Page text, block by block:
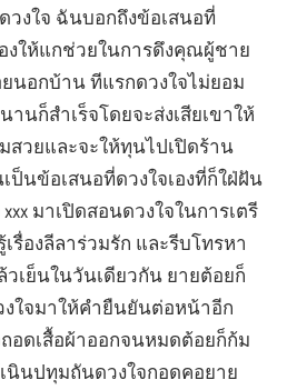
วงใจ ฉันบอกถึงข้อเสนอที่
งให้แกช่วยในการดึงคุณผู้ชาย
นอกบ้าน ทีแรกดวงใจไม่ยอม
นก็สำเร็จโดยจะส่งเสียเขาให้
สวยและจะให้ทุนไปเปิดร้าน
ป็นข้อเสนอที่ดวงใจเองที่ก็ใฝ่ฝัน
มาเปิดสอนดวงใจในการเตรี
รื่องลีลาร่วมรัก และรีบโทรหา
วเย็นในวันเดียวกัน ยายต้อยก็
ใจมาให้คำยืนยันต่อหน้าอีก
อดเสื้อผ้าออกจนหมดต้อยก็ก้ม
นินปทุมถันดวงใจกอดคอยาย